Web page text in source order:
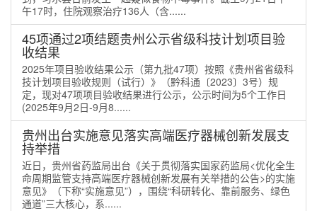
午17时，住院观察治疗136人（含......
45项通过2项结题贵州公示省级科技计划项目验
收结果
2025年项目验收结果公示（第九批47项）按照《贵州省省级科
技计划项目验收规则（试行）》（黔科通〔2023〕3号）规
定，现对47项项目验收结果进行公示，公示时间为5个工作日
(2025年9月2日-9月8......
贵州出台实施意见落实高端医疗器械创新发展支
持举措
近日，贵州省药监局出台《关于贯彻落实国家药监局<优化全生
命周期监管支持高端医疗器械创新发展有关举措的公告>的实施
意见》（下称“实施意见”），围绕“科研转化、靠前服务、绿色
通道”三大核心，系......